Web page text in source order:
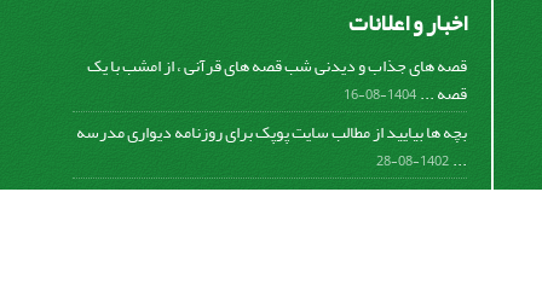
اخبار و اعلانات
قصه های جذاب و دیدنی شب قصه های قرآنی ، از امشب با یک
قصه ...1404-08-16
بچه ها بیایید از مطالب سایت پوپک برای روزنامه دیواری مدرسه
...
1402-08-28